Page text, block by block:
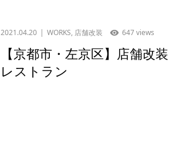
2021.04.20 WORKS, 店舗改装 647 views
【京都市・左京区】店舗改
レストラン